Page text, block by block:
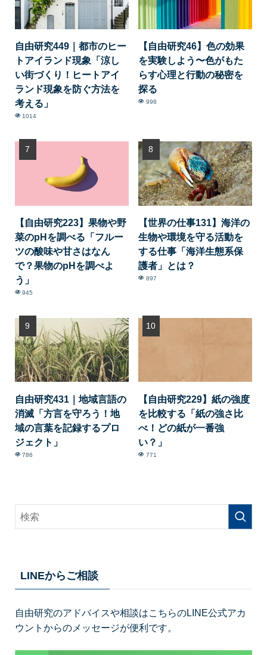
自由研究449｜都市のヒー
トアイランド現象「涼し
い街づくり！ヒートアイ
ランド現象を防ぐ方法を
考える」
1014
【自由研究46】色の効果
を実験しよう〜色がもた
らす心理と行動の秘密を
探る
998
【自由研究223】果物や野
菜のpHを調べる「フルー
ツの酸味や甘さはなん
で？果物のpHを調べよ
う」
945
【世界の仕事131】海洋の
生物や環境を守る活動を
する仕事「海洋生態系保
護者」とは？
897
自由研究431｜地域言語の
消滅「方言を守ろう！地
域の言葉を記録するプロ
ジェクト」
786
【自由研究229】紙の強度
を比較する「紙の強さ比
べ！どの紙が一番強
い？」
771
LINEからご相談
自由研究のアドバイスや相談はこちらのLINE公式アカ
ウントからのメッセージが便利です。